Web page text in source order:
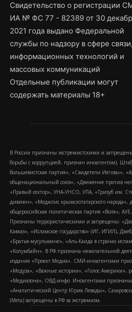
Свидетельство о регистрации
ИА № ФС 77 - 82389 от 30
2021 года выдано Федеральной
службы по надзору в сфере связи,
информационных технологий и
массовых коммуникаций
Отдельные публикации могут
содержать материалы 18+
В России признаны экстремистскими и
борьбы с коррупцией, признан иноагентом),
большевистская партия», «Свидетели Иеговы»,
общенациональный союз», «Движение против
«Правый сектор», УНА-УНСО, УПА, «Тризуб им.
дивижн», «Меджлис крымскотатарского народа»,
общероссийская политическая партия «Воля»,
Признаны террористическими и запрещены:
Кавказ», «Исламское государство» (ИГ, ИГИЛ),
«Братья-мусульмане», «Аль-Каида в странах
«Колумбайн». В РФ признана нежелательной
издания «Проект Медиа». СМИ-иноагентами
«Медуза», «Важные истории», «Голос Америки»,
«Медиазона», ОВД-инфо. Иноагентами
«Аналитический Центр Юрия Левады»,
(Metа) запрещены в РФ за экстремизм.